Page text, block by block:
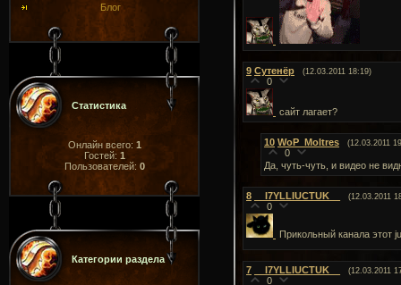
Блог
Статистика
Онлайн всего: 1
Гостей: 1
Пользователей: 0
Категории раздела
9 Сутенёр (12.03.2011 18:19)
0
сайт лагает?
10 WoP_Moltres (12.03.2011
0
Да, чуть-чуть, и видео не
8 __I7YLLIUCTUK__ (12.03.2011
0
Прикольный канала этот
7 __I7YLLIUCTUK__ (12.03.2011
0